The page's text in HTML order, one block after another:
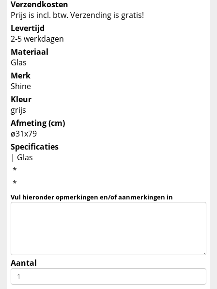
Verzendkosten
Prijs is incl. btw. Verzending is gratis!
Levertijd
2-5 werkdagen
Materiaal
Glas
Merk
Shine
Kleur
grijs
Afmeting (cm)
ø31x79
Specificaties
| Glas
*
*
Vul hieronder opmerkingen en/of aanmerkingen in
Aantal